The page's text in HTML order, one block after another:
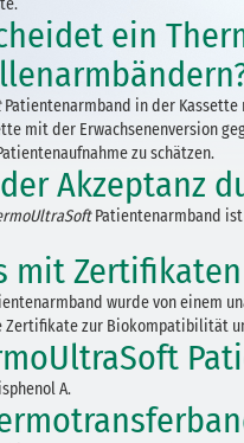
ein
Patientenarmband in der Kassette
mit der Erwachsenenversion
zu schätzen.
Akzeptanz
Patientenarmband
mit
wurde von einem
Zertifikate zur Biokompatibilität
A.